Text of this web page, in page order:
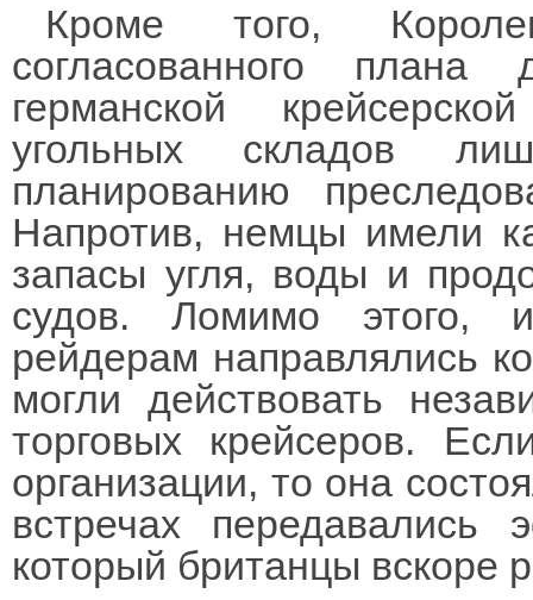
Кроме того,
согласованного плана
германской
угольных складов
планированию
Напротив, немцы имели
запасы угля, воды и
судов. Ломимо этого,
рейдерам направлялись
могли действовать
торговых крейсеров.
организации, то она
встречах передавались
который британцы вскоре